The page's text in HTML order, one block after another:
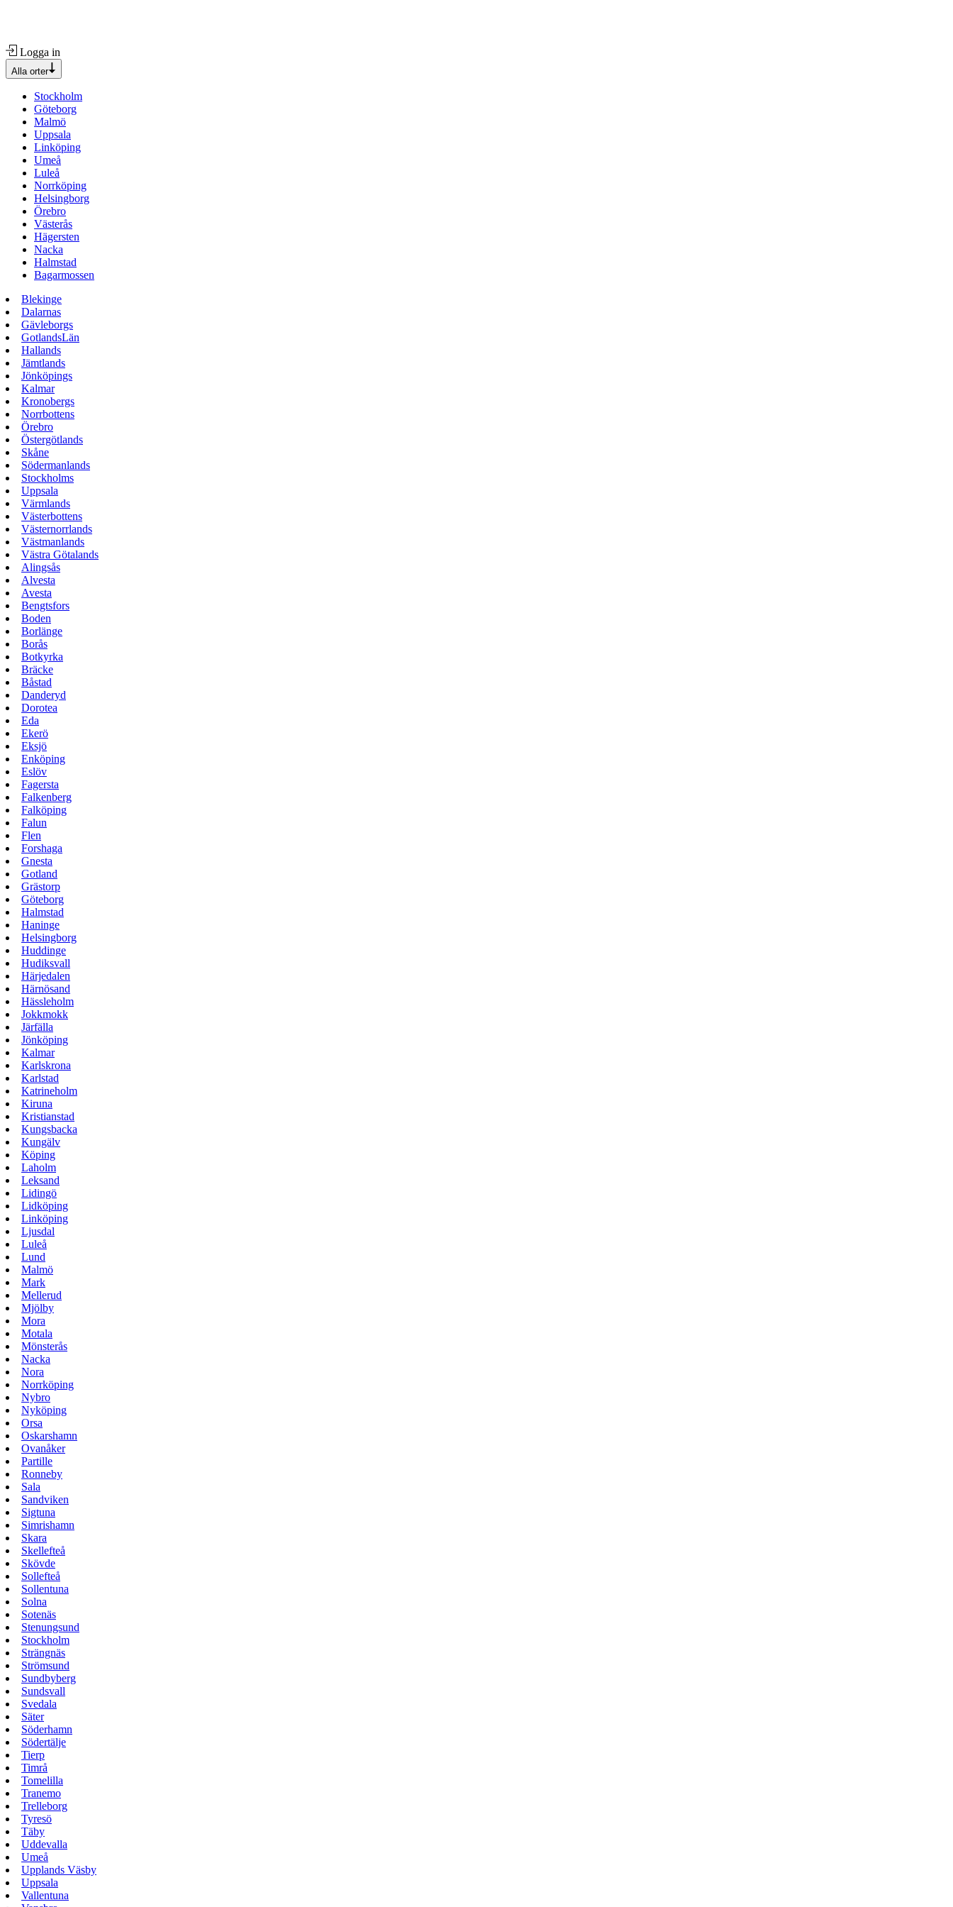
Logga in
Alla orter
Stockholm
Göteborg
Malmö
Uppsala
Linköping
Umeå
Luleå
Norrköping
Helsingborg
Örebro
Västerås
Hägersten
Nacka
Halmstad
Bagarmossen
Blekinge
Dalarnas
Gävleborgs
GotlandsLän
Hallands
Jämtlands
Jönköpings
Kalmar
Kronobergs
Norrbottens
Örebro
Östergötlands
Skåne
Södermanlands
Stockholms
Uppsala
Värmlands
Västerbottens
Västernorrlands
Västmanlands
Västra Götalands
Alingsås
Alvesta
Avesta
Bengtsfors
Boden
Borlänge
Borås
Botkyrka
Bräcke
Båstad
Danderyd
Dorotea
Eda
Ekerö
Eksjö
Enköping
Eslöv
Fagersta
Falkenberg
Falköping
Falun
Flen
Forshaga
Gnesta
Gotland
Grästorp
Göteborg
Halmstad
Haninge
Helsingborg
Huddinge
Hudiksvall
Härjedalen
Härnösand
Hässleholm
Jokkmokk
Järfälla
Jönköping
Kalmar
Karlskrona
Karlstad
Katrineholm
Kiruna
Kristianstad
Kungsbacka
Kungälv
Köping
Laholm
Leksand
Lidingö
Lidköping
Linköping
Ljusdal
Luleå
Lund
Malmö
Mark
Mellerud
Mjölby
Mora
Motala
Mönsterås
Nacka
Nora
Norrköping
Nybro
Nyköping
Orsa
Oskarshamn
Ovanåker
Partille
Ronneby
Sala
Sandviken
Sigtuna
Simrishamn
Skara
Skellefteå
Skövde
Sollefteå
Sollentuna
Solna
Sotenäs
Stenungsund
Stockholm
Strängnäs
Strömsund
Sundbyberg
Sundsvall
Svedala
Säter
Söderhamn
Södertälje
Tierp
Timrå
Tomelilla
Tranemo
Trelleborg
Tyresö
Täby
Uddevalla
Umeå
Upplands Väsby
Uppsala
Vallentuna